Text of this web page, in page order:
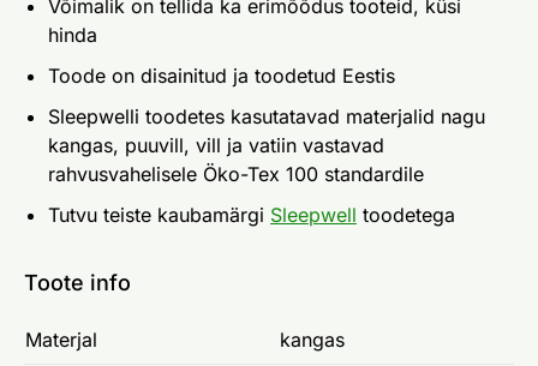
Võimalik on tellida ka erimõõdus tooteid, küsi
hinda
Toode on disainitud ja toodetud Eestis
Sleepwelli toodetes kasutatavad materjalid nagu
kangas, puuvill, vill ja vatiin vastavad
rahvusvahelisele Öko-Tex 100 standardile
Tutvu teiste kaubamärgi Sleepwell toodetega
Toote info
Materjal kangas